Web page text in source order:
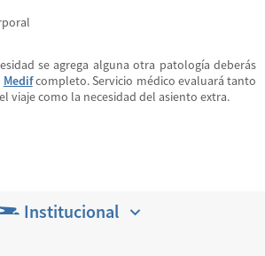
se agrega alguna otra patología deberás
Medifcompleto. Servicio médico evaluará tanto
viaje como la necesidad del asiento extra.
Institucional